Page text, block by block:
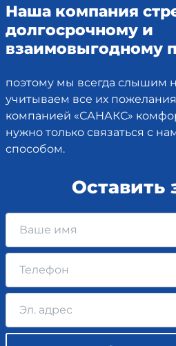
Наша компания
долгосрочному и
взаимовыгодному
поэтому мы всегда слышим
учитываем все их
компанией «САНАКС»
нужно только связаться с
способом.
Оставить